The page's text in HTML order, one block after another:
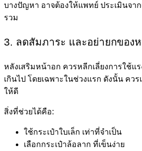
บางปัญหา อาจต้องให้แพทย์ ประเมินจา
รวม
3. ลดสัมภาระ และอย่ายกของห
หลังเสริมหน้าอก ควรหลีกเลี่ยงการใช้แ
เกินไป โดยเฉพาะในช่วงแรก ดังนั้น ควร
ให้ดี
สิ่งที่ช่วยได้คือ:
ใช้กระเป๋าใบเล็ก เท่าที่จำเป็น
เลือกกระเป๋าล้อลาก ที่เข็นง่าย